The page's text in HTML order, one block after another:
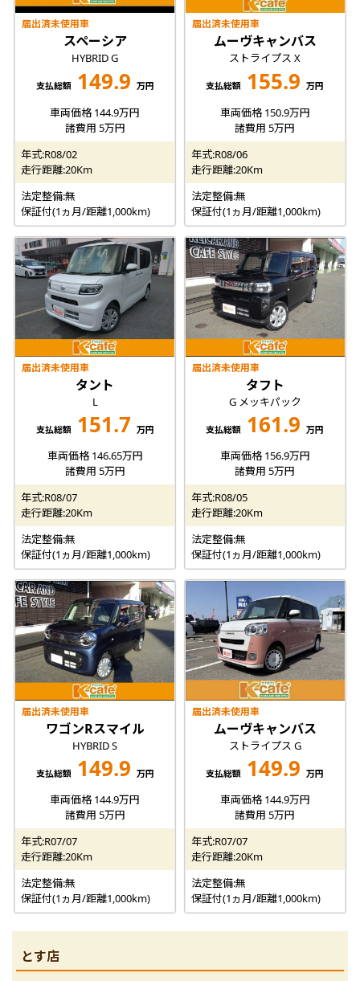
届出済未使用車
スペーシア
HYBRID G
支払総額 149.9 万円
車両価格 144.9万円
諸費用 5万円
年式:R08/02
走行距離:20Km
法定整備:無
保証付(1ヵ月/距離1,000km)
届出済未使用車
ムーヴキャンバス
ストライプス X
支払総額 155.9 万円
車両価格 150.9万円
諸費用 5万円
年式:R08/06
走行距離:20Km
法定整備:無
保証付(1ヵ月/距離1,000km)
届出済未使用車
タント
L
支払総額 151.7 万円
車両価格 146.65万円
諸費用 5万円
年式:R08/07
走行距離:20Km
法定整備:無
保証付(1ヵ月/距離1,000km)
届出済未使用車
タフト
G メッキパック
支払総額 161.9 万円
車両価格 156.9万円
諸費用 5万円
年式:R08/05
走行距離:20Km
法定整備:無
保証付(1ヵ月/距離1,000km)
届出済未使用車
ワゴンRスマイル
HYBRID S
支払総額 149.9 万円
車両価格 144.9万円
諸費用 5万円
年式:R07/07
走行距離:20Km
法定整備:無
保証付(1ヵ月/距離1,000km)
届出済未使用車
ムーヴキャンバス
ストライプス G
支払総額 149.9 万円
車両価格 144.9万円
諸費用 5万円
年式:R07/07
走行距離:20Km
法定整備:無
保証付(1ヵ月/距離1,000km)
とす店